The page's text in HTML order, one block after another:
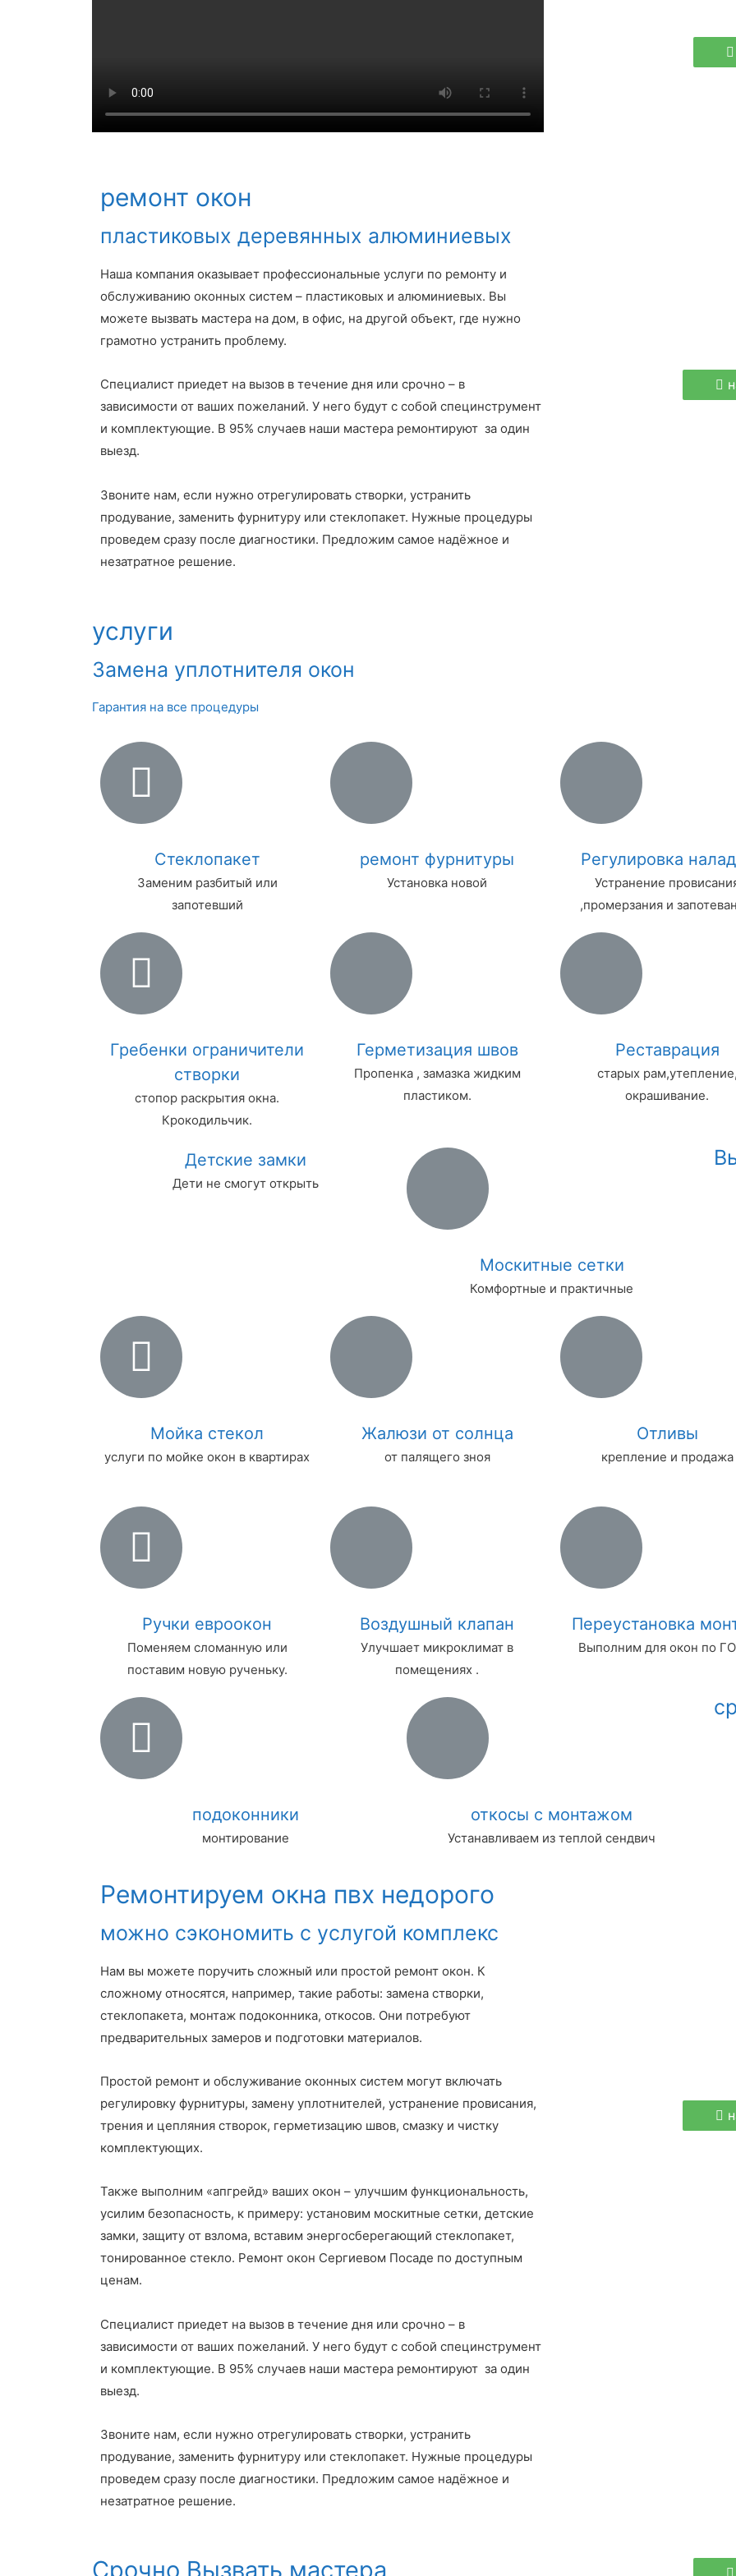
ремонт окон
пластиковых деревянных алюминиевых
Наша компания оказывает профессиональные услуги по ремонту и
обслуживанию оконных систем – пластиковых и алюминиевых. Вы
можете вызвать мастера на дом, в офис, на другой объект, где нужно
грамотно устранить проблему.
Специалист приедет на вызов в течение дня или срочно – в
зависимости от ваших пожеланий. У него будут с собой специнструмент
и комплектующие. В 95% случаев наши мастера ремонтируют за один
выезд.
Звоните нам, если нужно отрегулировать створки, устранить
продувание, заменить фурнитуру или стеклопакет. Нужные процедуры
проведем сразу после диагностики. Предложим самое надёжное и
незатратное решение.
услуги
Замена уплотнителя окон
Гарантия на все процедуры
Стеклопакет
Заменим разбитый или
запотевший
ремонт фурнитуры
Установка новой
Регулировка
Устранение
,промерзания и
Гребенки ограничители
створки
стопор раскрытия окна.
Крокодильчик.
Герметизация швов
Пропенка , замазка жидким
пластиком.
Реставрация
старых рам,утепление,
окрашивание.
Детские замки
Дети не смогут открыть
Москитные сетки
Комфортные и практичные
Мойка стекол
услуги по мойке окон в квартирах
Жалюзи от солнца
от палящего зноя
Отливы
крепление и продажа
Ручки евроокон
Поменяем сломанную или
поставим новую рученьку.
Воздушный клапан
Улучшает микроклимат в
помещениях .
Переустановка
Выполним для окон по
подоконники
монтирование
откосы с монтажом
Устанавливаем из теплой сендвич
Ремонтируем окна пвх недорого
можно сэкономить с услугой комплекс
Нам вы можете поручить сложный или простой ремонт окон. К
сложному относятся, например, такие работы: замена створки,
стеклопакета, монтаж подоконника, откосов. Они потребуют
предварительных замеров и подготовки материалов.
Простой ремонт и обслуживание оконных систем могут включать
регулировку фурнитуры, замену уплотнителей, устранение провисания,
трения и цепляния створок, герметизацию швов, смазку и чистку
комплектующих.
Также выполним «апгрейд» ваших окон – улучшим функциональность,
усилим безопасность, к примеру: установим москитные сетки, детские
замки, защиту от взлома, вставим энергосберегающий стеклопакет,
тонированное стекло. Ремонт окон Сергиевом Посаде по доступным
ценам.
Специалист приедет на вызов в течение дня или срочно – в
зависимости от ваших пожеланий. У него будут с собой специнструмент
и комплектующие. В 95% случаев наши мастера ремонтируют за один
выезд.
Звоните нам, если нужно отрегулировать створки, устранить
продувание, заменить фурнитуру или стеклопакет. Нужные процедуры
проведем сразу после диагностики. Предложим самое надёжное и
незатратное решение.
Срочно Вызвать мастера